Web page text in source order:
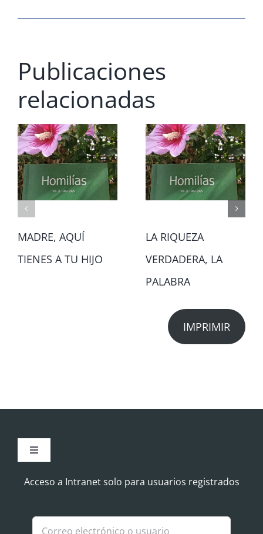
Publicaciones
relacionadas
MADRE, AQUÍ
TIENES A TU HIJO
LA RIQUEZA
VERDADERA, LA
PALABRA
IMPRIMIR
Toggle
Aviso Legal
Política de Cookies
Acceso a Intranet solo para usuarios registrados